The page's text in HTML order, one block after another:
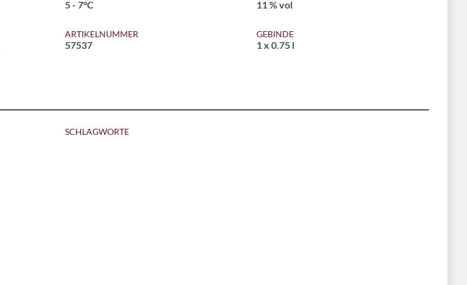
5 - 7°C 11 % vol
ARTIKELNUMMER
57537
GEBINDE
1 x 0.75 l
SCHLAGWORTE